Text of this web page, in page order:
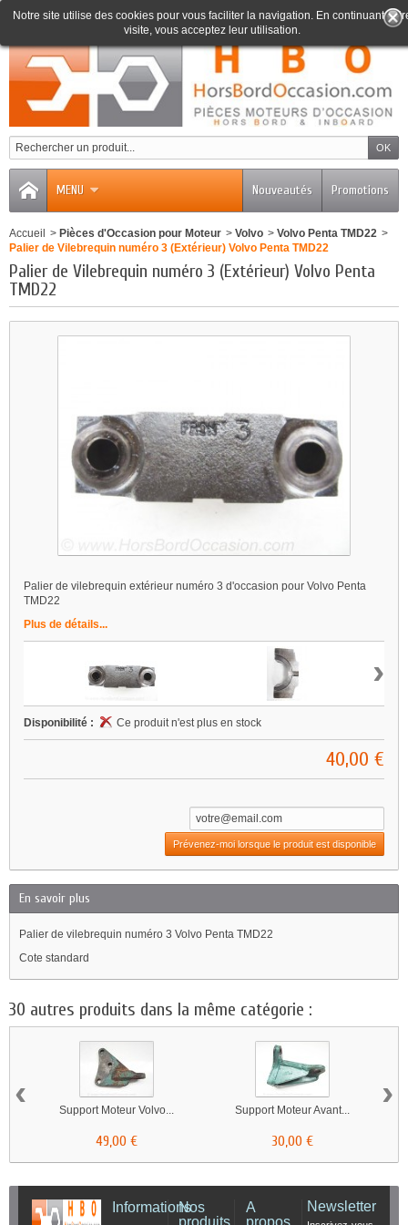
0
MENU Promotions
Nouveautés
Notre site utilise des cookies pour vous faciliter la navigation. En continuant
visite, vous acceptez leur utilisation.
Accueil > Pièces d'Occasion pour Moteur > Volvo > Volvo Penta TMD22 >
Palier de Vilebrequin numéro 3 (Extérieur) Volvo Penta TMD22
Palier de Vilebrequin numéro 3 (Extérieur) Volvo Penta
TMD22
Palier de vilebrequin extérieur numéro 3 d'occasion pour Volvo Penta
TMD22
Plus de détails...
›
Disponibilité : Ce produit n'est plus en stock
40,00 €
Prévenez-moi lorsque le produit est disponible
En savoir plus
Palier de vilebrequin numéro 3 Volvo Penta TMD22
Cote standard
30 autres produits dans la même catégorie :
Support Moteur Volvo...
49,00 €
Support Moteur Avant...
30,00 €
‹ ›
InformationsNos
produits
A
propos
Newsletter